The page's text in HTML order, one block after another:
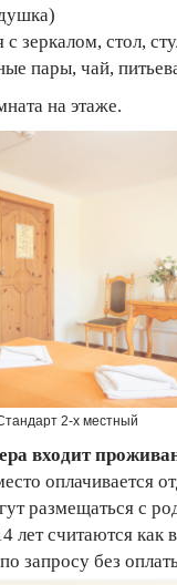
зеркалом, стол,
пары, чай,
на этаже.
2-х местный
входит
оплачивается
размещаться с
лет считаются как
запросу без